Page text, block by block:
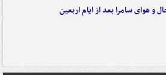
و هوای سامرا بعد از ایام اربعین